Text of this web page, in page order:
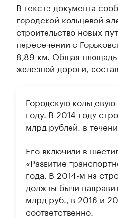
В тексте документа
городской кольцевой
строительство новых
пересечении с
8,89 км. Общая площадь
железной дороги,
Городскую кольцевую
году. В 2014 году
млрд рублей, в
Его включили в
«Развитие
года. В 2014-м на
должны были
млрд руб., в 2016 и
соответственно.